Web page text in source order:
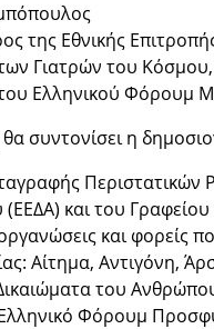
της Εθνικής
Γιατρών του
Ελληνικού Φόρουμ
συντονίσει η
Περιστατικών
και του
και φορείς
Αίτημα, Αντιγόνη,
του
Φόρουμ